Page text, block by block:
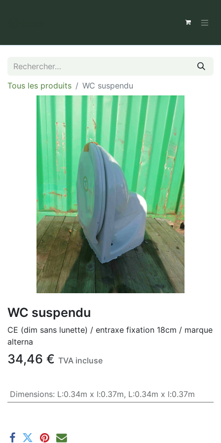
Tous les produits WC suspendu
WC suspendu
CE (dim sans lunette) / entraxe fixation 18cm / marque
alterna
34,46 € TVA incluse
Dimensions: L:0.34m x l:0.37m, L:0.34m x l:0.37m